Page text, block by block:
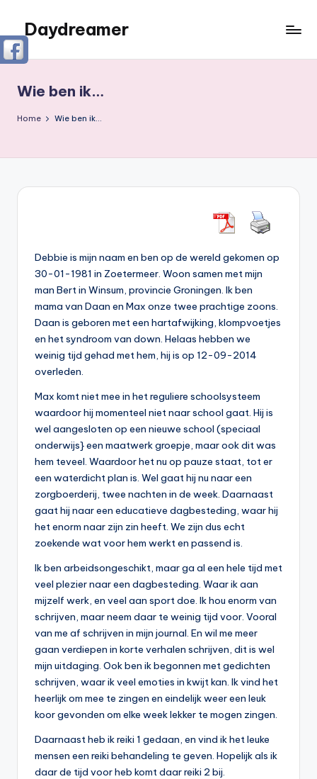
naar
de
Daydreamer
persoonlijke
lifestyle
blog
Wie ben ik…
Home Wie ben ik…
Debbie is mijn naam en ben op de wereld gekomen op
30-01-1981 in Zoetermeer. Woon samen met mijn
man Bert in Winsum, provincie Groningen. Ik ben
mama van Daan en Max onze twee prachtige zoons.
Daan is geboren met een hartafwijking, klompvoetjes
en het syndroom van down. Helaas hebben we
weinig tijd gehad met hem, hij is op 12-09-2014
overleden.
Max komt niet mee in het reguliere schoolsysteem
waardoor hij momenteel niet naar school gaat. Hij is
wel aangesloten op een nieuwe school (speciaal
onderwijs} een maatwerk groepje, maar ook dit was
hem teveel. Waardoor het nu op pauze staat, tot er
een waterdicht plan is. Wel gaat hij nu naar een
zorgboerderij, twee nachten in de week. Daarnaast
gaat hij naar een educatieve dagbesteding, waar hij
het enorm naar zijn zin heeft. We zijn dus echt
zoekende wat voor hem werkt en passend is.
Ik ben arbeidsongeschikt, maar ga al een hele tijd met
veel plezier naar een dagbesteding. Waar ik aan
mijzelf werk, en veel aan sport doe. Ik hou enorm van
schrijven, maar neem daar te weinig tijd voor. Vooral
van me af schrijven in mijn journal. En wil me meer
gaan verdiepen in korte verhalen schrijven, dit is wel
mijn uitdaging. Ook ben ik begonnen met gedichten
schrijven, waar ik veel emoties in kwijt kan. Ik vind het
heerlijk om mee te zingen en eindelijk weer een leuk
koor gevonden om elke week lekker te mogen zingen.
Daarnaast heb ik reiki 1 gedaan, en vind ik het leuke
mensen een reiki behandeling te geven. Hopelijk als ik
daar de tijd voor heb komt daar reiki 2 bij.